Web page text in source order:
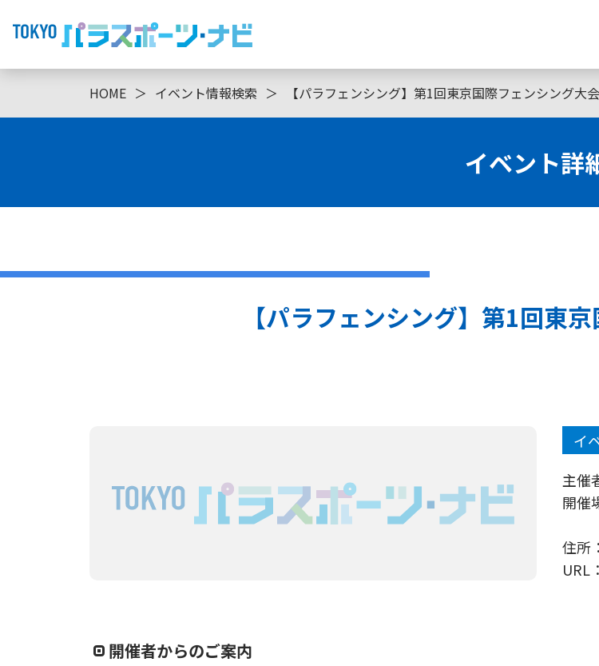
HOME ＞ イベント情報検索 ＞ 【パラフェンシング】第1回東京国際フェンシング大会
イベント詳
【パラフェンシング】第1回東
イ
主催
開催
住所：
URL：
開催者からのご案内